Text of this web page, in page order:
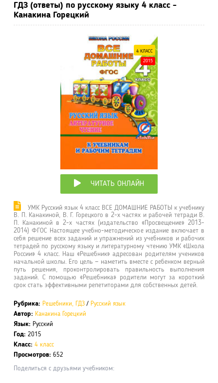
ГДЗ (ответы) по русскому языку 4 класс -
Канакина Горецкий
4 КЛАСС
2015
ЧИТАТЬ ОНЛАЙН
УМК Русский язык 4 класс ВСЕ ДОМАШНИЕ РАБОТЫ к учебнику
В. П. Канакиной, В. Г. Горецкого в 2-х частях и рабочей тетради В.
П. Канакиной в 2-х частях (издательство «Просвещение» 2013-
2014) ФГОС Настоящее учебно-методическое издание включает в
себя решение всех заданий и упражнений из учебников и рабочих
тетрадей по русскому языку и литературному чтению УМК «Школа
России» 4 класс. Наш «Решебник» адресован родителям учеников
начальной школы. Его цель — наметить вместе с ребенком верный
путь решения, проконтролировать правильность выполнения
заданий. С помощью «Решебника» родители могут за короткий
срок стать эффективными репетиторами для собственных детей.
Рубрика: Решебники, ГДЗ / Русский язык
Автор: Канакина Горецкий
Язык: Русский
Год: 2015
Класс: 4 класс
Просмотров: 652
Поделиться с друзьями учебником: